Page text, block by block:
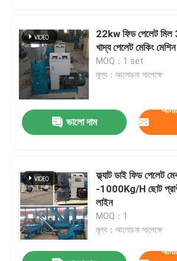
22kw ফিড পেলেট
খাদ্য পেলেট মেকিং মেশিন
MOQ：1 set
মূল্য：আলোচনা সাপেক্ষে
ভালো দাম
ফ্ল্যাট ডাই ফিড পেলেট
-1000Kg/H ছোট
লাইন
MOQ：1
মূল্য：আলোচনা সাপেক্ষে